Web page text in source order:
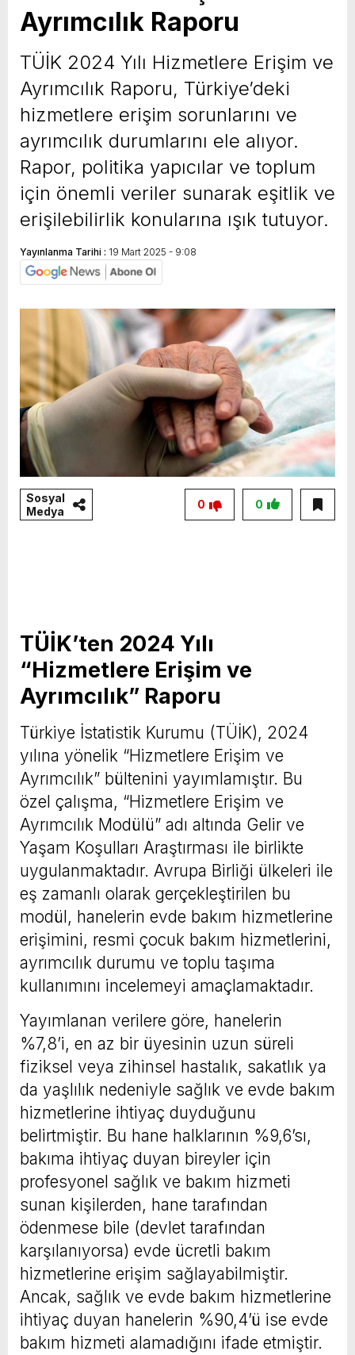
yeni özellikler belli oldu
Ayrımcılık Raporu
TÜİK 2024 Yılı Hizmetlere Erişim ve
Ayrımcılık Raporu, Türkiye’deki
hizmetlere erişim sorunlarını ve
ayrımcılık durumlarını ele alıyor.
Rapor, politika yapıcılar ve toplum
için önemli veriler sunarak eşitlik ve
erişilebilirlik konularına ışık tutuyor.
Yayınlanma Tarihi : 19 Mart 2025 - 9:08
Sosyal
Medya
0
0
TÜİK’ten 2024 Yılı
“Hizmetlere Erişim ve
Ayrımcılık” Raporu
Türkiye İstatistik Kurumu (TÜİK), 2024
yılına yönelik “Hizmetlere Erişim ve
Ayrımcılık” bültenini yayımlamıştır. Bu
özel çalışma, “Hizmetlere Erişim ve
Ayrımcılık Modülü” adı altında Gelir ve
Yaşam Koşulları Araştırması ile birlikte
uygulanmaktadır. Avrupa Birliği ülkeleri ile
eş zamanlı olarak gerçekleştirilen bu
modül, hanelerin evde bakım hizmetlerine
erişimini, resmi çocuk bakım hizmetlerini,
ayrımcılık durumu ve toplu taşıma
kullanımını incelemeyi amaçlamaktadır.
Yayımlanan verilere göre, hanelerin
%7,8’i, en az bir üyesinin uzun süreli
fiziksel veya zihinsel hastalık, sakatlık ya
da yaşlılık nedeniyle sağlık ve evde bakım
hizmetlerine ihtiyaç duyduğunu
belirtmiştir. Bu hane halklarının %9,6’sı,
bakıma ihtiyaç duyan bireyler için
profesyonel sağlık ve bakım hizmeti
sunan kişilerden, hane tarafından
ödenmese bile (devlet tarafından
karşılanıyorsa) evde ücretli bakım
hizmetlerine erişim sağlayabilmiştir.
Ancak, sağlık ve evde bakım hizmetlerine
ihtiyaç duyan hanelerin %90,4’ü ise evde
bakım hizmeti alamadığını ifade etmiştir.